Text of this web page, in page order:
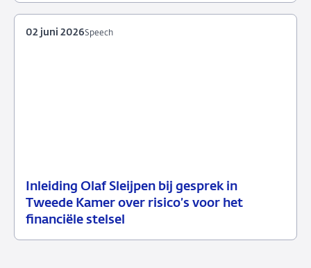
Inleiding Olaf Sleijpen bij gesprek in
Tweede Kamer over risico’s voor het
financiële stelsel
02
juni
Speech
Speech
02 juni 2026